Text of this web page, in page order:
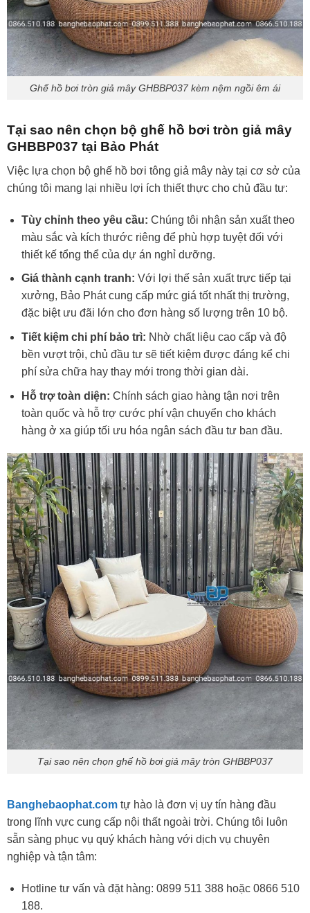
Ghế hồ bơi tròn giả mây GHBBP037 kèm nệm ngồi êm ái
Tại sao nên chọn bộ ghế hồ bơi tròn giả mây
GHBBP037 tại Bảo Phát
Việc lựa chọn bộ ghế hồ bơi tông giả mây này tại cơ sở của
chúng tôi mang lại nhiều lợi ích thiết thực cho chủ đầu tư:
Tùy chỉnh theo yêu cầu: Chúng tôi nhận sản xuất theo
màu sắc và kích thước riêng để phù hợp tuyệt đối với
thiết kế tổng thể của dự án nghỉ dưỡng.
Giá thành cạnh tranh: Với lợi thế sản xuất trực tiếp tại
xưởng, Bảo Phát cung cấp mức giá tốt nhất thị trường,
đặc biệt ưu đãi lớn cho đơn hàng số lượng trên 10 bộ.
Tiết kiệm chi phí bảo trì: Nhờ chất liệu cao cấp và độ
bền vượt trội, chủ đầu tư sẽ tiết kiệm được đáng kể chi
phí sửa chữa hay thay mới trong thời gian dài.
Hỗ trợ toàn diện: Chính sách giao hàng tận nơi trên
toàn quốc và hỗ trợ cước phí vận chuyển cho khách
hàng ở xa giúp tối ưu hóa ngân sách đầu tư ban đầu.
Tại sao nên chọn ghế hồ bơi giả mây tròn GHBBP037
Banghebaophat.com tự hào là đơn vị uy tín hàng đầu
trong lĩnh vực cung cấp nội thất ngoài trời. Chúng tôi luôn
sẵn sàng phục vụ quý khách hàng với dịch vụ chuyên
nghiệp và tận tâm:
Hotline tư vấn và đặt hàng: 0899 511 388 hoặc 0866 510
188.